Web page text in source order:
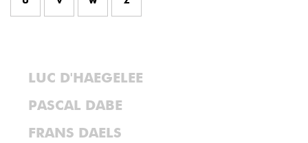
LUC D'HAEGELEE
PASCAL DABE
FRANS DAELS